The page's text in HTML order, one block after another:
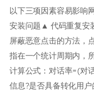
以下三项因素容易影响
安装问题▲ 代码重复安
屏蔽恶意点击的方法
指在一个统计周期内，
计算公式：对话率=(对
信息?是否具备转化用